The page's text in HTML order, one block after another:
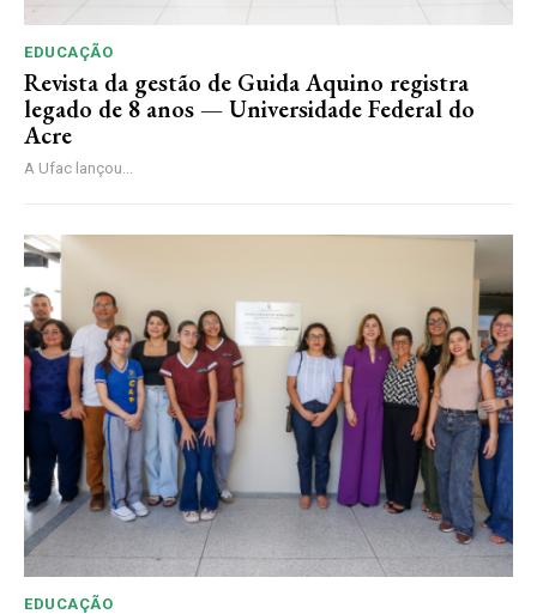
EDUCAÇÃO
Revista da gestão de Guida Aquino registra
legado de 8 anos — Universidade Federal do
Acre
A Ufac lançou...
EDUCAÇÃO